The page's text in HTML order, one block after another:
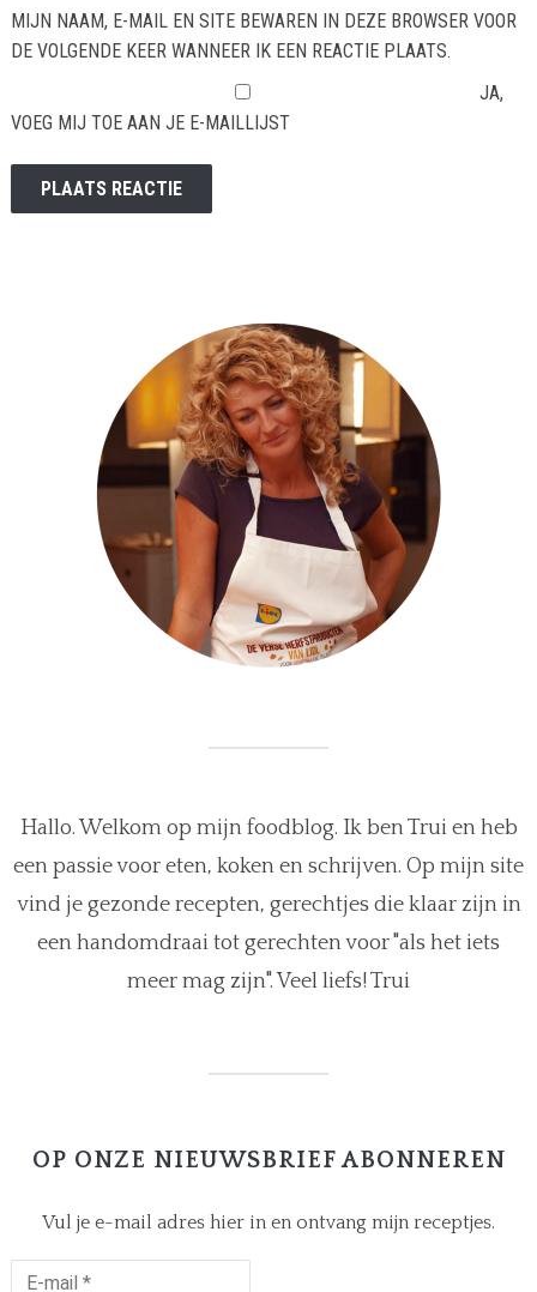
MIJN NAAM, E-MAIL EN SITE BEWAREN IN DEZE BROWSER VOOR
DE VOLGENDE KEER WANNEER IK EEN REACTIE PLAATS.
JA,
VOEG MIJ TOE AAN JE E-MAILLIJST
Hallo. Welkom op mijn foodblog. Ik ben Trui en heb
een passie voor eten, koken en schrijven. Op mijn site
vind je gezonde recepten, gerechtjes die klaar zijn in
een handomdraai tot gerechten voor "als het iets
meer mag zijn". Veel liefs! Trui
OP ONZE NIEUWSBRIEF ABONNEREN
Vul je e-mail adres hier in en ontvang mijn receptjes.
E-